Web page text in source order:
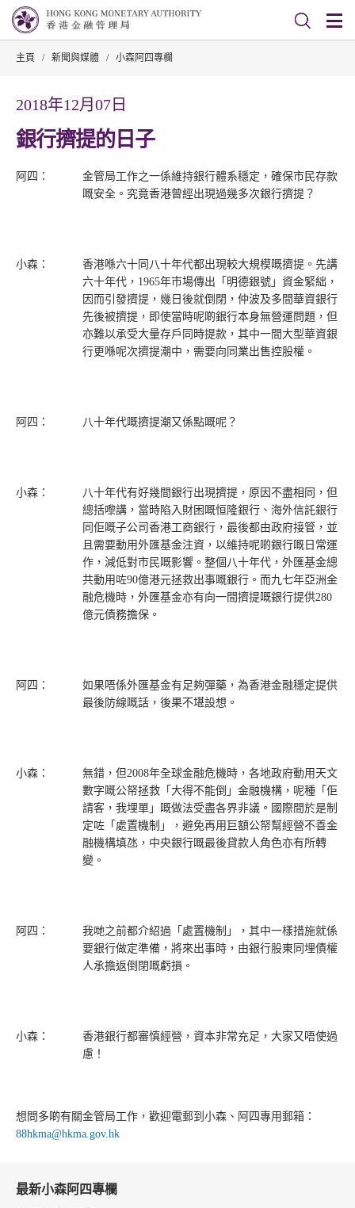
主頁 / 新聞與媒體 / 小森阿四專欄
2018年12月07日
銀行擠提的日子
阿四：
金管局工作之一係維持銀行體系穩定，確保市民存款
嘅安全。究竟香港曾經出現過幾多次銀行擠提？
小森：
香港喺六十同八十年代都出現較大規模嘅擠提。先講
六十年代，1965年市場傳出「明德銀號」資金緊絀，
因而引發擠提，幾日後就倒閉，仲波及多間華資銀行
先後被擠提，即使當時呢啲銀行本身無營運問題，但
亦難以承受大量存戶同時提款，其中一間大型華資銀
行更喺呢次擠提潮中，需要向同業出售控股權。
阿四： 八十年代嘅擠提潮又係點嘅呢？
小森：
八十年代有好幾間銀行出現擠提，原因不盡相同，但
總括嚟講，當時陷入財困嘅恒隆銀行、海外信託銀行
同佢嘅子公司香港工商銀行，最後都由政府接管，並
且需要動用外匯基金注資，以維持呢啲銀行嘅日常運
作，減低對市民嘅影響。整個八十年代，外匯基金總
共動用咗90億港元拯救出事嘅銀行。而九七年亞洲金
融危機時，外匯基金亦有向一間擠提嘅銀行提供280
億元債務擔保。
阿四：
如果唔係外匯基金有足夠彈藥，為香港金融穩定提供
最後防線嘅話，後果不堪設想。
小森：
無錯，但2008年全球金融危機時，各地政府動用天文
數字嘅公帑拯救「大得不能倒」金融機構，呢種「佢
請客，我埋單」嘅做法受盡各界非議。國際間於是制
定咗「處置機制」，避免再用巨額公帑幫經營不善金
融機構填氹，中央銀行嘅最後貸款人角色亦有所轉
變。
阿四：
我哋之前都介紹過「處置機制」，其中一樣措施就係
要銀行做定準備，將來出事時，由銀行股東同埋債權
人承擔返倒閉嘅虧損。
小森：
香港銀行都審慎經營，資本非常充足，大家又唔使過
慮！
想問多啲有關金管局工作，歡迎電郵到小森、阿四專用郵箱：
88hkma@hkma.gov.hk
最新小森阿四專欄